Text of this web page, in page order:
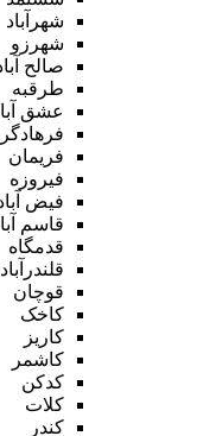
شهرآباد
شهرزو
صالح
طرقبه
عشق
فریمان
فیروزه
فیض
قاسم
قدمگاه
قلندرآباد
قوچان
کاخک
کاریز
کاشمر
کدکن
کلات
کندر